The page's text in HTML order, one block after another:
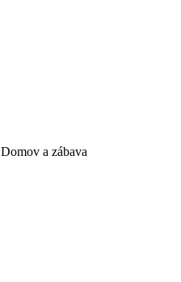
Domov a zábava